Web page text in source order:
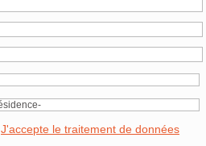
J'accepte le traitement de données